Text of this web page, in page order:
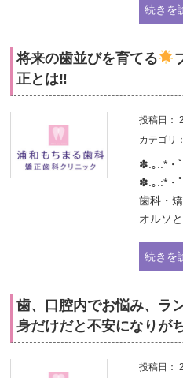
続きを
将来の歯並びを育てる
正とは‼
投稿日：
カテゴリ：
✽.｡.:*・
✽.｡.:*・
歯科・
オルソ
続きを
歯、口腔内でお悩み、ラ
身だけだと不安になりが
投稿日：